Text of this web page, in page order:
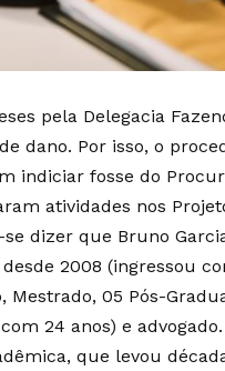
pela Delegacia
dano. Por isso, o
indiciar fosse do
atividades nos
dizer que Bruno
2008 (ingressou
05 Pós-
24 anos) e advogado.
que levou